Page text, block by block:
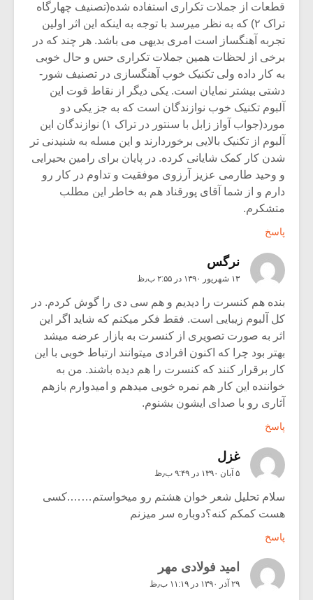
قطعات از جملات تکراری استفاده شده(تصنیف چهارگاه
تراک ۲) که به نظر میرسد با توجه به اینکه این اثر اولین
تجربه آهنگساز است امری بدیهی می باشد. هر چند که در
برخی از لحظات همین جملات تکراری حس و حال خوبی
به کار داده ولی تکنیک خوب آهنگسازی در تصنیف شور-
دشتی بیشتر نمایان است. یکی دیگر از نقاط قوت این
آلبوم تکنیک خوب نوازندگان است که به جز یکی دو
مورد(جواب آواز زابل با سنتور در تراک ۱) نوازندگان این
آلبوم از تکنیک بالایی برخوردارند و این مسله به شنیدنی تر
شدن کار کمک شایانی کرده. در پایان برای رامین بحیرایی
و وحید طارمی عزیز آرزوی موفقیت و تداوم در کار رو
دارم و از شما آقای پورقناد هم به خاطر این مطلب
متشکرم.
پاسخ
نرگس
۱۳ شهریور ۱۳۹۰ در ۲:۵۵ ب٫ظ
بنده هم کنسرت را دیدیم و هم سی دی را گوش کردم. در
کل آلبوم زیبایی است. فقط فکر میکنم که شاید اگر این
اثر به صورت تصویری از کنسرت به بازار عرضه میشد
بهتر بود چرا که اکنون افرادی میتوانند ارتباط خوبی با این
کار برقرار کنند که کنسرت را هم دیده باشند. من به
خواننده این کار هم نمره خوبی میدهم و امیدوارم بازهم
آثاری رو با صدای ایشون بشنوم.
پاسخ
غزل
۵ آبان ۱۳۹۰ در ۹:۴۹ ب٫ظ
سلام تحلیل شعر خوان هشتم رو میخواستم…….کسی
هست کمکم کنه؟دوباره سر میزنم
پاسخ
امید فولادی مهر
۲۹ آذر ۱۳۹۰ در ۱۱:۱۹ ب٫ظ